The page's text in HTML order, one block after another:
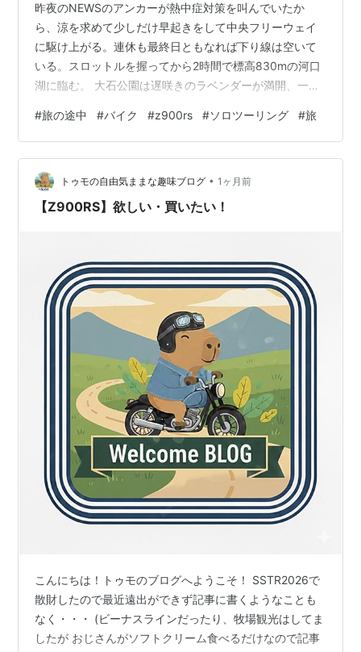
昨夜のNEWSのアンカーが熱中症対策を叫んでいたか
ら、涼を求めて少しだけ早起きをして中央フリーウェイ
に駆け上がる。連休も最終日ともなれば下り線は空いて
いる。スロットルを握ってから2時間で標高830mの河口
湖に臨む。 大石公園は遅咲きのラベンダーが満開、一面
き交う。甘い香りがする。ところで富士はといえば天女
の羽衣を纏ってその姿を見せてはくれない。 湖北ビュー
ラインから奥河口湖へ回り込むと静かな別荘地になる。
今しがた小さなボートハウスから白いモーターボートが
出ていった。鏡のような湖面に立つV字型の航跡が涼しげ
#旅の途中 #バイク #z900rs #ソロツーリング #旅
トゥモの自由気ままな趣味ブログ • 1ヶ月前
【Z900RS】欲しい・買いたい！
こんにちは！トゥモのブログへようこそ！ SSTR2026で
散財したので最近遠出ができず記事に書くようなことも
なく・・・ (ビーナスラインだったり、牧場観光はしてま
したが おじさんがソフトクリーム食べるだけなので記事